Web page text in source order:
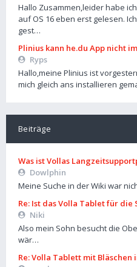
Hallo Zusammen,leider habe
auf OS 16 eben erst gelesen.
gest…
Plinius kann he.du App nicht
Ryps
Hallo,meine Plinius ist
mich gleich ans installieren
Beiträge
Was ist Vollas
Dowlphin
Meine Suche in der Wiki war
Re: Ist das Volla Tablet für die
Niki
Also mein Sohn besucht die
wär…
Re: Volla Tablett mit Bläschen